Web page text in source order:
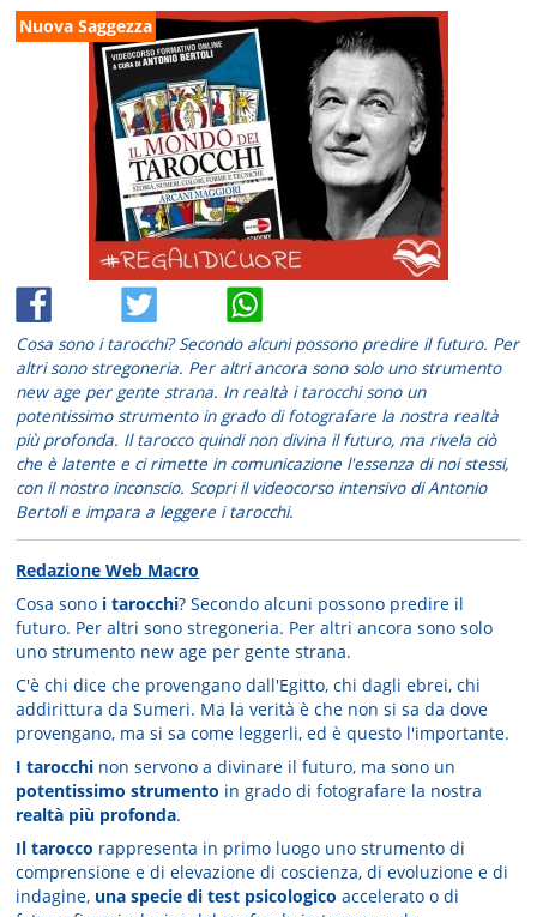
Nuova Saggezza
Cosa sono i tarocchi? Secondo alcuni possono predire il futuro. Per
altri sono stregoneria. Per altri ancora sono solo uno strumento
new age per gente strana. In realtà i tarocchi sono un
potentissimo strumento in grado di fotografare la nostra realtà
più profonda. Il tarocco quindi non divina il futuro, ma rivela ciò
che è latente e ci rimette in comunicazione l'essenza di noi stessi,
con il nostro inconscio. Scopri il videocorso intensivo di Antonio
Bertoli e impara a leggere i tarocchi.
Redazione Web Macro
Cosa sono i tarocchi? Secondo alcuni possono predire il
futuro. Per altri sono stregoneria. Per altri ancora sono solo
uno strumento new age per gente strana.
C'è chi dice che provengano dall'Egitto, chi dagli ebrei, chi
addirittura da Sumeri. Ma la verità è che non si sa da dove
provengano, ma si sa come leggerli, ed è questo l'importante.
I tarocchi non servono a divinare il futuro, ma sono un
potentissimo strumento in grado di fotografare la nostra
realtà più profonda.
Il tarocco rappresenta in primo luogo uno strumento di
comprensione e di elevazione di coscienza, di evoluzione e di
indagine, una specie di test psicologico accelerato o di